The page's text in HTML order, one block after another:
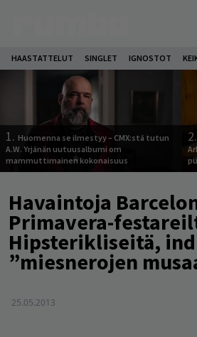
HAASTATTELUT SINGLET IGNOSTOT
1. Huomenna se ilmestyy – CMX:stä tutun
A.W. Yrjänän uutuusalbumi om
mammuttimainen kokonaisuus
2.
Havaintoja
Primavera-
Hipsterikliseitä,
”miesnerojen
25.05.2013